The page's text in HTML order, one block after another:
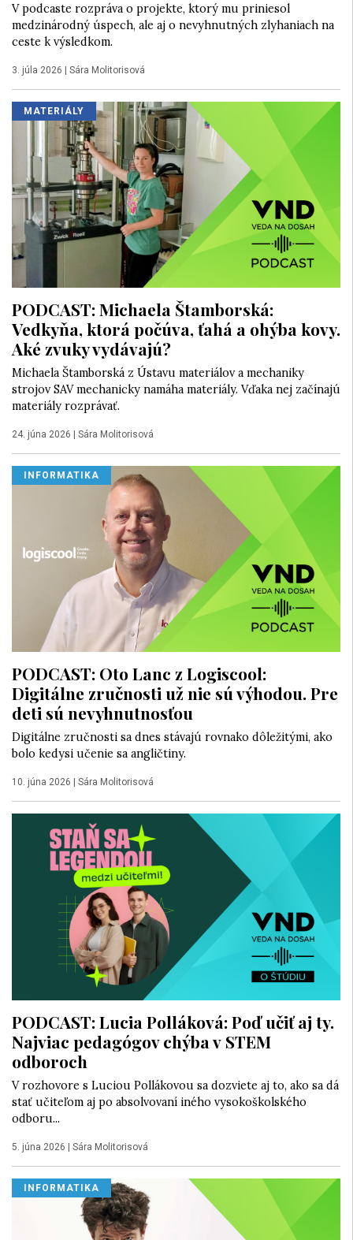
V podcaste rozpráva o projekte, ktorý mu priniesol
medzinárodný úspech, ale aj o nevyhnutných zlyhaniach na
ceste k výsledkom.
3. júla 2026 | Sára Molitorisová
MATERIÁLY
PODCAST: Michaela Štamborská:
Vedkyňa, ktorá počúva, ťahá a ohýba kovy.
Aké zvuky vydávajú?
Michaela Štamborská z Ústavu materiálov a mechaniky
strojov SAV mechanicky namáha materiály. Vďaka nej začínajú
materiály rozprávať.
24. júna 2026 Sára Molitorisová
INFORMATIKA
PODCAST: Oto Lanc z Logiscool:
Digitálne zručnosti už nie sú výhodou. Pre
deti sú nevyhnutnosťou
Digitálne zručnosti sa dnes stávajú rovnako dôležitými, ako
bolo kedysi učenie sa angličtiny.
10. júna 2026 Sára Molitorisová
PODCAST: Lucia Polláková: Poď učiť aj ty.
Najviac pedagógov chýba v STEM
odboroch
V rozhovore s Luciou Pollákovou sa dozviete aj to, ako sa dá
stať učiteľom aj po absolvovaní iného vysokoškolského
odboru...
5. júna 2026 | Sára Molitorisová
INFORMATIKA